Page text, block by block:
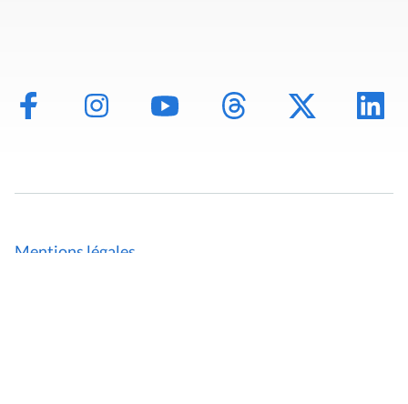
Mentions légales